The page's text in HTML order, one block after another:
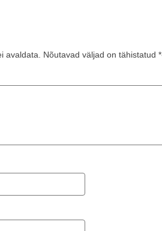
avaldata. Nõutavad väljad on tähistatud *